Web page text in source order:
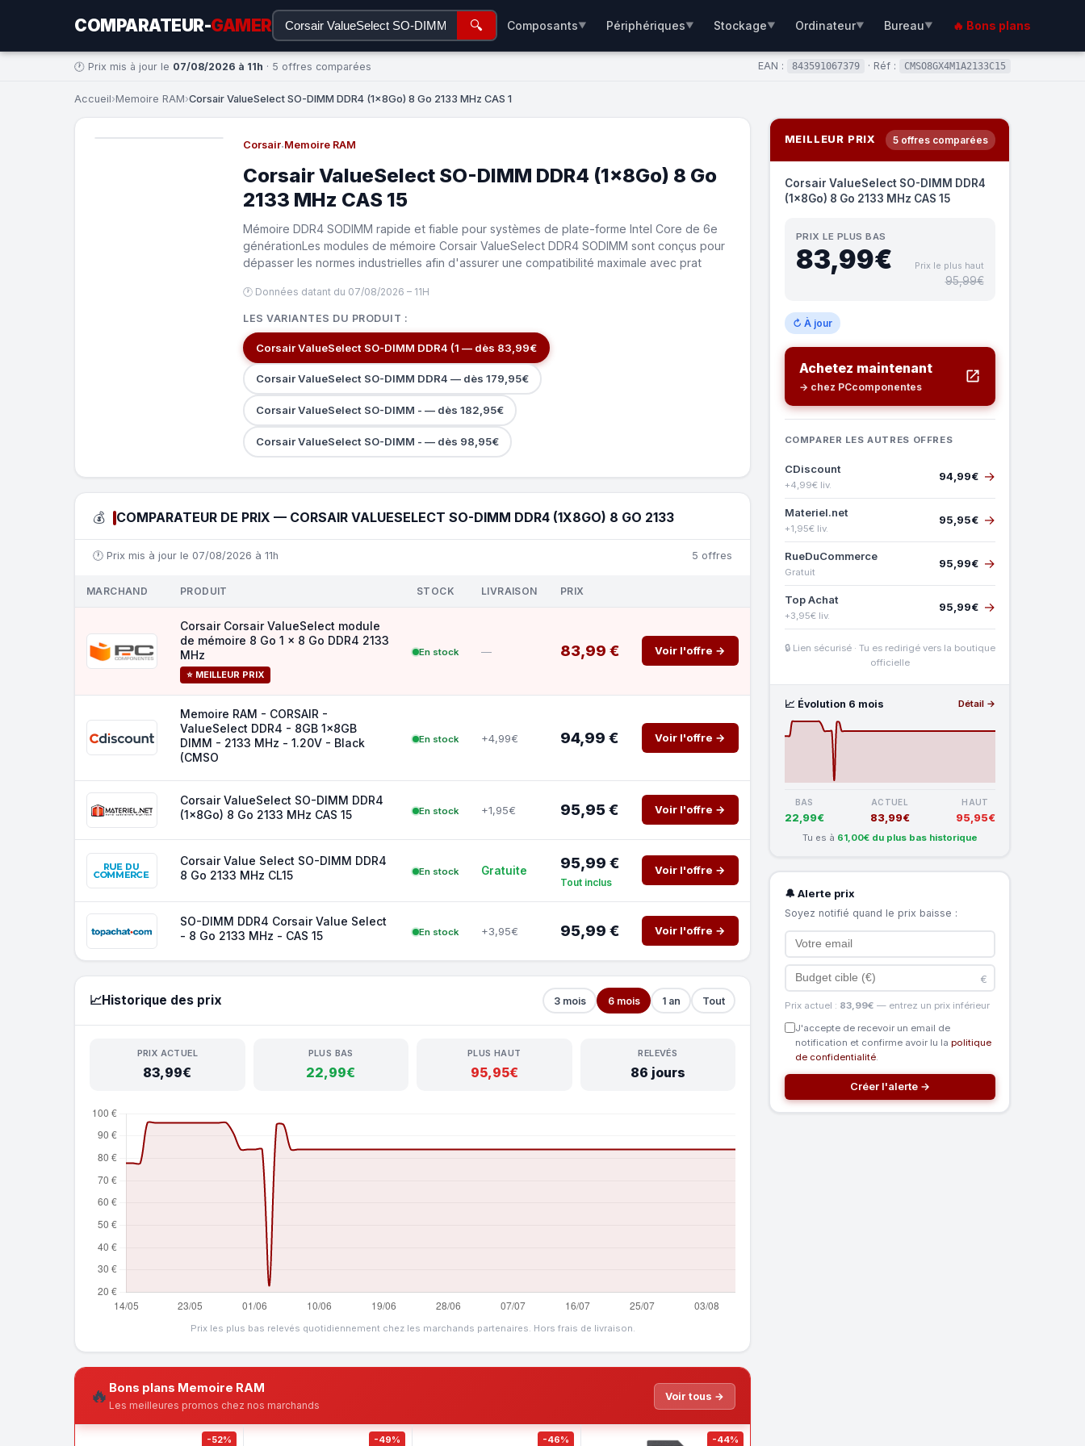
COMPARATEUR-GAMER 🔍 Composants▼ Périphériques▼ Stockage▼ Ordinateur▼ Bureau▼ 🔥 Bons plans
🕐 Prix mis à jour le 07/08/2026 à 11h · 5 offres comparées EAN : 843591067379 · Réf : CMSO8GX4M1A2133C15
Accueil›Memoire RAM›Corsair ValueSelect SO-DIMM DDR4 (1x8Go) 8 Go 2133 MHz CAS 1
Corsair·Memoire RAM
Corsair ValueSelect SO-DIMM DDR4 (1x8Go) 8 Go
2133 MHz CAS 15
Mémoire DDR4 SODIMM rapide et fiable pour systèmes de plate-forme Intel Core de 6e
générationLes modules de mémoire Corsair ValueSelect DDR4 SODIMM sont conçus pour
dépasser les normes industrielles afin d'assurer une compatibilité maximale avec prat
🕐 Données datant du 07/08/2026 – 11H
LES VARIANTES DU PRODUIT :
Corsair ValueSelect SO-DIMM DDR4 (1 — dès 83,99€
Corsair ValueSelect SO-DIMM DDR4 — dès 179,95€
Corsair ValueSelect SO-DIMM - — dès 182,95€
Corsair ValueSelect SO-DIMM - — dès 98,95€
💰 COMPARATEUR DE PRIX — CORSAIR VALUESELECT SO-DIMM DDR4 (1X8GO) 8 GO 2133
🕐 Prix mis à jour le 07/08/2026 à 11h 5 offres
MARCHAND PRODUIT STOCK LIVRAISON PRIX
Corsair Corsair ValueSelect module
de mémoire 8 Go 1 x 8 Go DDR4 2133
MHz
⭐ MEILLEUR PRIX
En stock — 83,99 € Voir l'offre →
Memoire RAM - CORSAIR -
ValueSelect DDR4 - 8GB 1x8GB
DIMM - 2133 MHz - 1.20V - Black
(CMSO
En stock +4,99€ 94,99 € Voir l'offre →
Corsair ValueSelect SO-DIMM DDR4
(1x8Go) 8 Go 2133 MHz CAS 15
En stock +1,95€ 95,95 € Voir l'offre →
Corsair Value Select SO-DIMM DDR4
8 Go 2133 MHz CL15
En stock Gratuite 95,99 €
Tout inclus
Voir l'offre →
SO-DIMM DDR4 Corsair Value Select
- 8 Go 2133 MHz - CAS 15
En stock +3,95€ 95,99 € Voir l'offre →
📈Historique des prix 3 mois 6 mois 1 an Tout
PRIX ACTUEL
83,99€
PLUS BAS
22,99€
PLUS HAUT
95,95€
RELEVÉS
86 jours
Prix les plus bas relevés quotidiennement chez les marchands partenaires. Hors frais de livraison.
🔥 Bons plans Memoire RAM
Les meilleures promos chez nos marchands
Voir tous →
-52% -49% -46% -44%
MEILLEUR PRIX 5 offres comparées
Corsair ValueSelect SO-DIMM DDR4
(1x8Go) 8 Go 2133 MHz CAS 15
PRIX LE PLUS BAS
83,99€ Prix le plus haut
95,99€
↻ À jour
Achetez maintenant
→ chez PCcomponentes
COMPARER LES AUTRES OFFRES
CDiscount
+4,99€ liv.
94,99€ →
Materiel.net
+1,95€ liv.
95,95€ →
RueDuCommerce
Gratuit
95,99€ →
Top Achat
+3,95€ liv.
95,99€ →
🔒 Lien sécurisé · Tu es redirigé vers la boutique
officielle
📈 Évolution 6 mois Détail →
BAS
22,99€
ACTUEL
83,99€
HAUT
95,95€
Tu es à 61,00€ du plus bas historique
🔔 Alerte prix
Soyez notifié quand le prix baisse :
€
Prix actuel : 83,99€ — entrez un prix inférieur
J'accepte de recevoir un email de
notification et confirme avoir lu la politique
de confidentialité.
Créer l'alerte →